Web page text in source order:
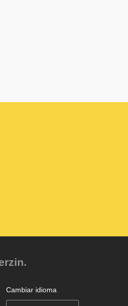
Cambiar idioma